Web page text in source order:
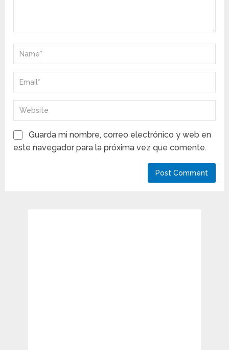
Guarda mi nombre, correo electrónico y web en
este navegador para la próxima vez que comente.